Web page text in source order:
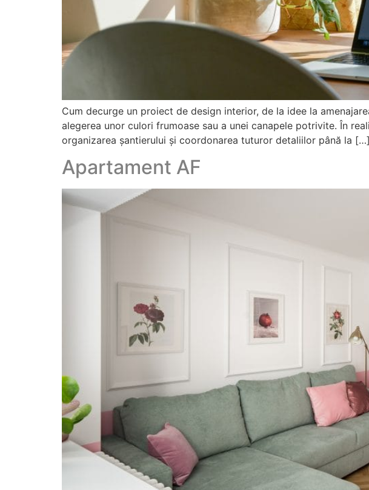
Cum decurge un proiect de design interior, de la idee la
alegerea unor culori frumoase sau a unei canapele potrivite. În
organizarea șantierului și coordonarea tuturor detaliilor până la […]
Apartament AF